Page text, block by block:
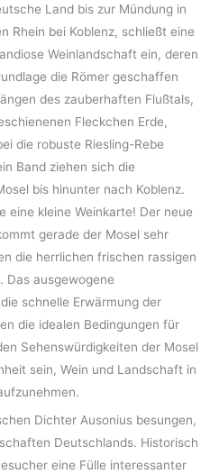
Land bis zur Mündung in
Rhein bei Koblenz, schließt eine
Weinlandschaft ein, deren
die Römer geschaffen
des zauberhaften Flußtals,
Fleckchen Erde,
die robuste Riesling-Rebe
Band ziehen sich die
bis hinunter nach Koblenz.
eine kleine Weinkarte! Der neue
gerade der Mosel sehr
die herrlichen frischen rassigen
Das ausgewogene
schnelle Erwärmung der
die idealen Bedingungen für
Sehenswürdigkeiten der Mosel
sein, Wein und Landschaft in
Dichter Ausonius besungen,
Deutschlands. Historisch
eine Fülle interessanter